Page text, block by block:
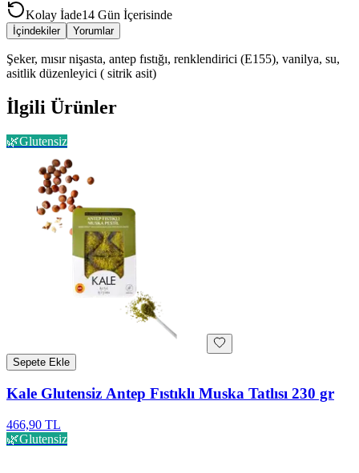
Kolay İade14 Gün İçerisinde
İçindekiler Yorumlar
Şeker, mısır nişasta, antep fıstığı, renklendirici (E155), vanilya, su,
asitlik düzenleyici ( sitrik asit)
İlgili Ürünler
🌿Glutensiz
Sepete Ekle
Kale Glutensiz Antep Fıstıklı Muska Tatlısı 230 gr
466,90 TL
🌿Glutensiz